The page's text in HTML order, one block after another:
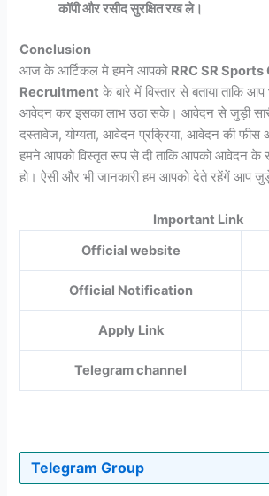
कॉपी और रसीद सुरक्षित रख ले।
Conclusion
आज के आर्टिकल मे हमने आपको RRC SR Sports
Recruitment के बारे में विस्तार से बताया ताकि
आवेदन कर इसका लाभ उठा सके। आवेदन से जुड़ी
दस्तावेज, योग्यता, आवेदन प्रक्रिया, आवेदन की फीस
हमने आपको विस्तृत रूप से दी ताकि आपको आवेदन के
हो। ऐसी और भी जानकारी हम आपको देते रहेंगें आप
Important Link
Official website
Official Notification
Apply Link
Telegram channel
Telegram Group